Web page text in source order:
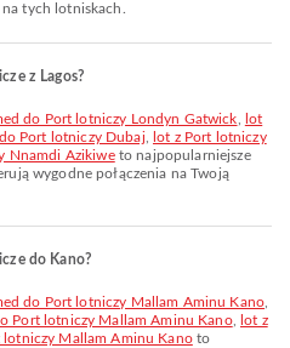
tych lotniskach.
z Lagos?
do Port lotniczy Londyn Gatwick
lot
Port lotniczy Dubaj
lot z Port lotniczy
Nnamdi Azikiweto najpopularniejsze
wygodne połączenia na Twoją
do Kano?
do Port lotniczy Mallam Aminu Kano,
Port lotniczy Mallam Aminu Kano,
lot z
Mallam Aminu Kanoto